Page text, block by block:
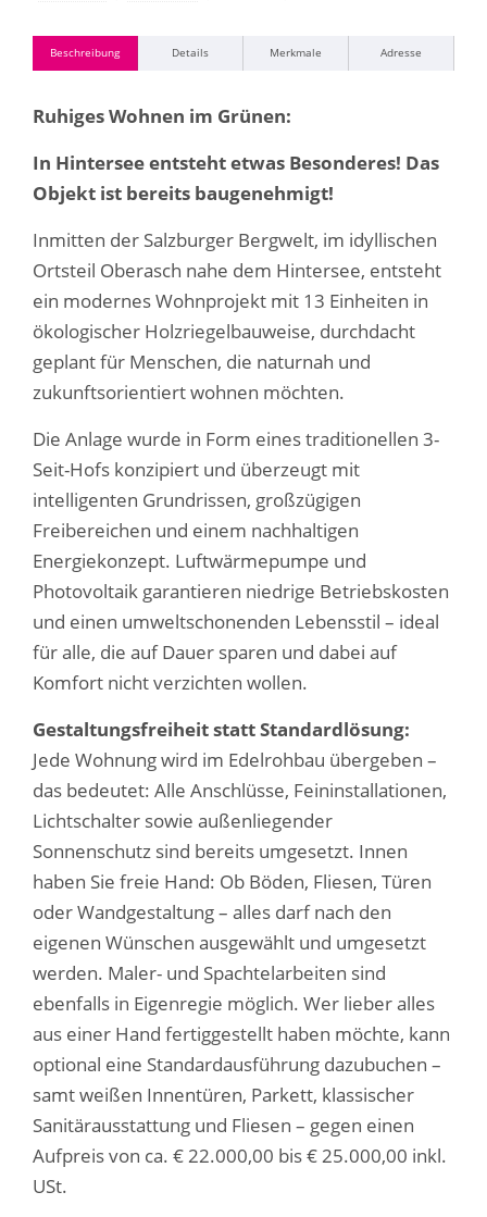
Beschreibung Details Merkmale Adresse
Ruhiges Wohnen im Grünen:
In Hintersee entsteht etwas Besonderes! Das
Objekt ist bereits baugenehmigt!
Inmitten der Salzburger Bergwelt, im idyllischen
Ortsteil Oberasch nahe dem Hintersee, entsteht
ein modernes Wohnprojekt mit 13 Einheiten in
ökologischer Holzriegelbauweise, durchdacht
geplant für Menschen, die naturnah und
zukunftsorientiert wohnen möchten.
Die Anlage wurde in Form eines traditionellen 3-
Seit-Hofs konzipiert und überzeugt mit
intelligenten Grundrissen, großzügigen
Freibereichen und einem nachhaltigen
Energiekonzept. Luftwärmepumpe und
Photovoltaik garantieren niedrige Betriebskosten
und einen umweltschonenden Lebensstil – ideal
für alle, die auf Dauer sparen und dabei auf
Komfort nicht verzichten wollen.
Gestaltungsfreiheit statt Standardlösung:
Jede Wohnung wird im Edelrohbau übergeben –
das bedeutet: Alle Anschlüsse, Feininstallationen,
Lichtschalter sowie außenliegender
Sonnenschutz sind bereits umgesetzt. Innen
haben Sie freie Hand: Ob Böden, Fliesen, Türen
oder Wandgestaltung – alles darf nach den
eigenen Wünschen ausgewählt und umgesetzt
werden. Maler- und Spachtelarbeiten sind
ebenfalls in Eigenregie möglich. Wer lieber alles
aus einer Hand fertiggestellt haben möchte, kann
optional eine Standardausführung dazubuchen –
samt weißen Innentüren, Parkett, klassischer
Sanitärausstattung und Fliesen – gegen einen
Aufpreis von ca. € 22.000,00 bis € 25.000,00 inkl.
USt.